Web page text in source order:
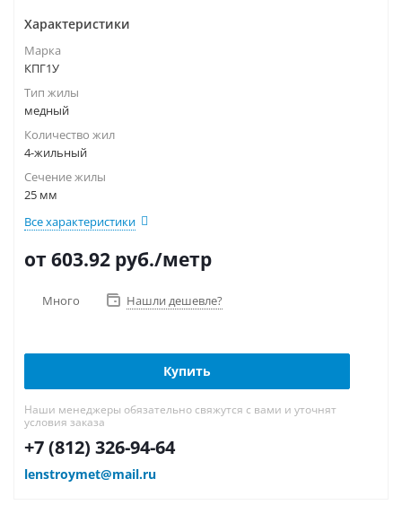
Характеристики
Марка
КПГ1У
Тип жилы
медный
Количество жил
4-жильный
Сечение жилы
25 мм
Все характеристики
от 603.92 руб./метр
Много Нашли дешевле?
Купить
Наши менеджеры обязательно свяжутся с вами и уточнят
условия заказа
+7 (812) 326-94-64
lenstroymet@mail.ru